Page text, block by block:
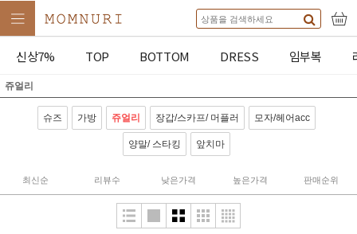
신상7% TOP BOTTOM DRESS 임부복
쥬얼리
슈즈 가방 쥬얼리 장갑/스카프/ 머플러 모자/헤어acc
양말/ 스타킹 앞치마
최신순 리뷰수 낮은가격 높은가격 판매순위